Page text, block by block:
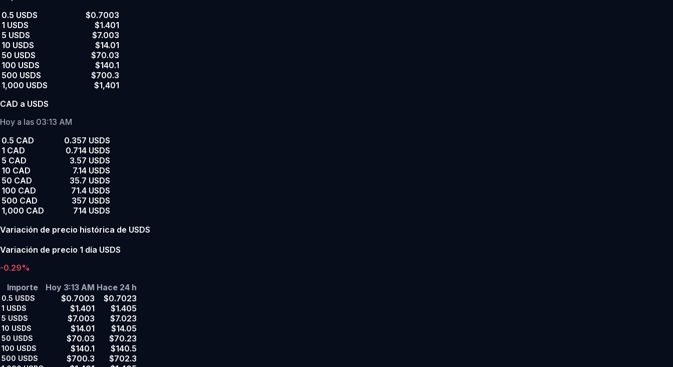
0.5 USDS
$0.7003
1 USDS
$1.401
5 USDS
$7.003
10 USDS
$14.01
50 USDS
$70.03
100 USDS
$140.1
500 USDS
$700.3
1,000 USDS
$1,401
CAD a USDS
Hoy a las 03:13 AM
0.5 CAD
0.357 USDS
1 CAD
0.714 USDS
5 CAD
3.57 USDS
10 CAD
7.14 USDS
50 CAD
35.7 USDS
100 CAD
71.4 USDS
500 CAD
357 USDS
1,000 CAD
714 USDS
Variación de precio histórica de USDS
Variación de precio 1 día USDS
-0.29%
Importe
Hoy 3:13 AM Hace 24 h
0.5 USDS $0.7003 $0.7023
1 USDS $1.401 $1.405
5 USDS $7.003 $7.023
10 USDS $14.01 $14.05
50 USDS $70.03 $70.23
100 USDS $140.1 $140.5
500 USDS $700.3 $702.3